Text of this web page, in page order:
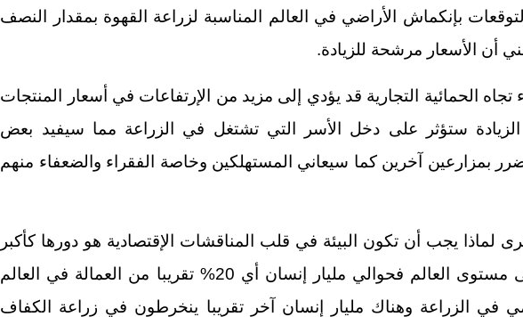
بإنكماش الأراضي في العالم المناسبة لزراعة القهوة بمقدار النصف
الحمائية التجارية قد يؤدي إلى مزيد من الإرتفاعات في أسعار المنتجات
الزيادة ستؤثر على دخل الأسر التي تشتغل في الزراعة مما سيفيد بعض
بمزارعين آخرين كما سيعاني المستهلكين وخاصة الفقراء والضعفاء منهم
لماذا يجب أن تكون البيئة في قلب المناقشات الإقتصادية هو دورها كأكبر
مصدر للتوظيف على مستوى العالم فحوالي مليار إنسان أي 20% تقريبا من العمالة في العالم
الزراعة وهناك مليار إنسان آخر تقريبا ينخرطون في زراعة الكفاف